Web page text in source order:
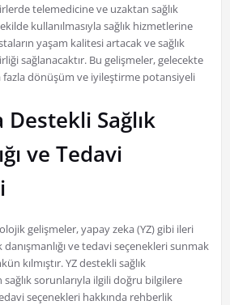
telemedicine ve uzaktan sağlık
kullanılmasıyla sağlık hizmetlerine
yaşam kalitesi artacak ve sağlık
sağlanacaktır. Bu gelişmeler, gelecekte
fazla dönüşüm ve iyileştirme potansiyeli
Destekli Sağlık
ve Tedavi
gelişmeler, yapay zeka (YZ) gibi ileri
ve tedavi seçenekleri sunmak
kılmıştır. YZ destekli sağlık
sağlık sorunlarıyla ilgili doğru bilgilere
seçenekleri hakkında rehberlik